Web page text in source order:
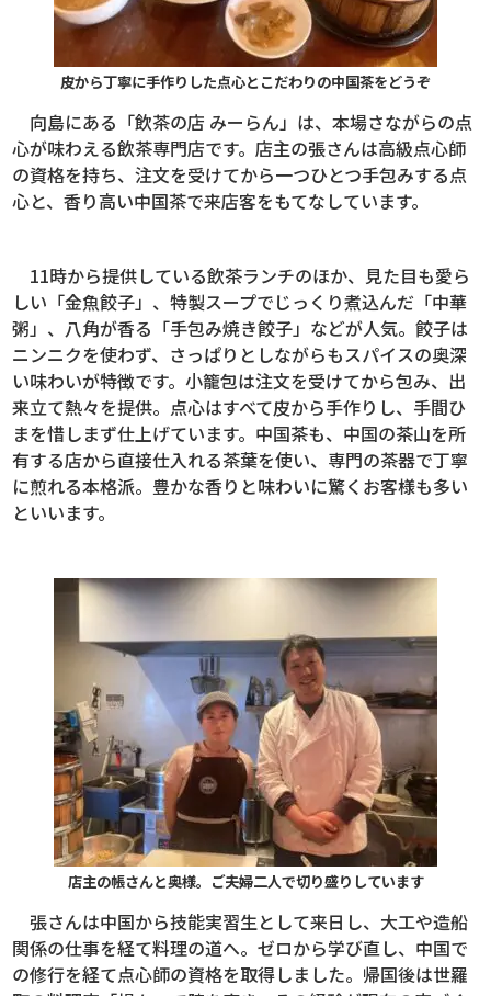
皮から丁寧に手作りした点心とこだわりの中国茶をどうぞ
向島にある「飲茶の店 みーらん」は、本場さながらの点
心が味わえる飲茶専門店です。店主の張さんは高級点心師
の資格を持ち、注文を受けてから一つひとつ手包みする点
心と、香り高い中国茶で来店客をもてなしています。
11時から提供している飲茶ランチのほか、見た目も愛ら
しい「金魚餃子」、特製スープでじっくり煮込んだ「中華
粥」、八角が香る「手包み焼き餃子」などが人気。餃子は
ニンニクを使わず、さっぱりとしながらもスパイスの奥深
い味わいが特徴です。小籠包は注文を受けてから包み、出
来立て熱々を提供。点心はすべて皮から手作りし、手間ひ
まを惜しまず仕上げています。中国茶も、中国の茶山を所
有する店から直接仕入れる茶葉を使い、専門の茶器で丁寧
に煎れる本格派。豊かな香りと味わいに驚くお客様も多い
といいます。
店主の帳さんと奥様。ご夫婦二人で切り盛りしています
張さんは中国から技能実習生として来日し、大工や造船
関係の仕事を経て料理の道へ。ゼロから学び直し、中国で
の修行を経て点心師の資格を取得しました。帰国後は世羅